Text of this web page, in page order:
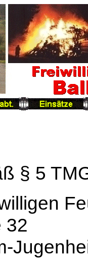
§ 5
32